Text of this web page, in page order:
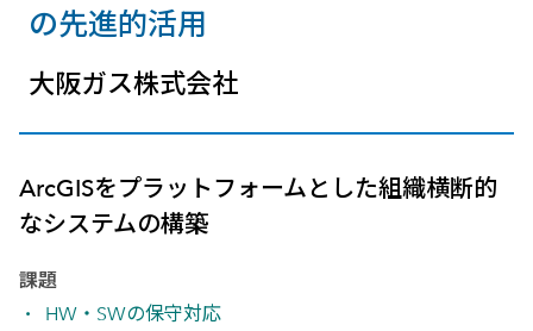
の先進的活用
大阪ガス株式会社
ArcGISをプラットフォームとした組織横断的
なシステムの構築
課題
HW・SWの保守対応